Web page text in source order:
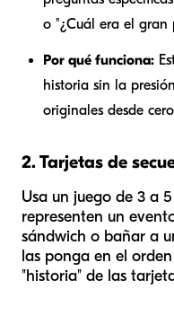
o "¿Cuál era el gran
Por qué funciona:
historia sin la
originales desde
2. Tarjetas de
Usa un juego de 3 a
representen un
sándwich o bañar a
las ponga en el
"historia" de las